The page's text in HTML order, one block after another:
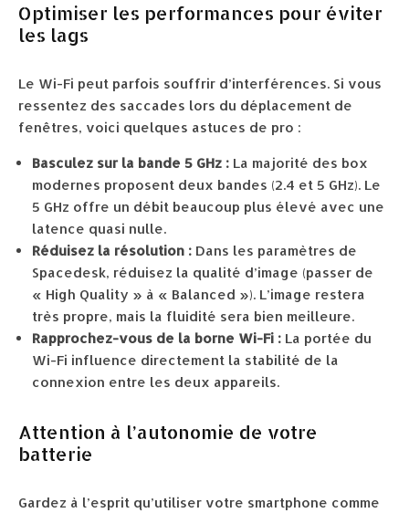
Optimiser les performances pour éviter
les lags
Le Wi-Fi peut parfois souffrir d’interférences. Si vous
ressentez des saccades lors du déplacement de
fenêtres, voici quelques astuces de pro :
Basculez sur la bande 5 GHz : La majorité des box
modernes proposent deux bandes (2.4 et 5 GHz). Le
5 GHz offre un débit beaucoup plus élevé avec une
latence quasi nulle.
Réduisez la résolution : Dans les paramètres de
Spacedesk, réduisez la qualité d’image (passer de
« High Quality » à « Balanced »). L’image restera
très propre, mais la fluidité sera bien meilleure.
Rapprochez-vous de la borne Wi-Fi : La portée du
Wi-Fi influence directement la stabilité de la
connexion entre les deux appareils.
Attention à l’autonomie de votre
batterie
Gardez à l’esprit qu’utiliser votre smartphone comme